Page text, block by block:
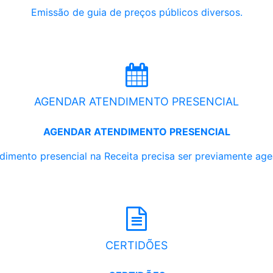
Emissão de guia de preços públicos diversos.
AGENDAR ATENDIMENTO PRESENCIAL
AGENDAR ATENDIMENTO PRESENCIAL
presencial na Receita precisa ser previamente
CERTIDÕES